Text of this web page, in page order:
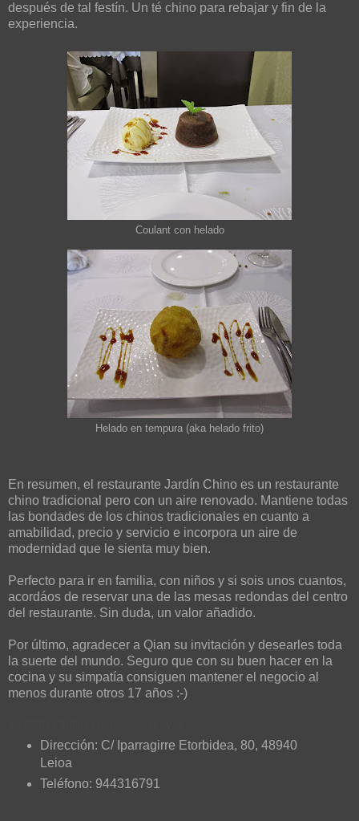
después de tal festín. Un té chino para rebajar y fin de la
experiencia.
Coulant con helado
Helado en tempura (aka helado frito)
En resumen, el restaurante Jardín Chino es un restaurante
chino tradicional pero con un aire renovado. Mantiene todas
las bondades de los chinos tradicionales en cuanto a
amabilidad, precio y servicio e incorpora un aire de
modernidad que le sienta muy bien.
Perfecto para ir en familia, con niños y si sois unos cuantos,
acordáos de reservar una de las mesas redondas del centro
del restaurante. Sin duda, un valor añadido.
Por último, agradecer a Qian su invitación y desearles toda
la suerte del mundo. Seguro que con su buen hacer en la
cocina y su simpatía consiguen mantener el negocio al
menos durante otros 17 años :-)
Dirección: C/ Iparragirre Etorbidea, 80, 48940
Leioa
Teléfono: 944316791